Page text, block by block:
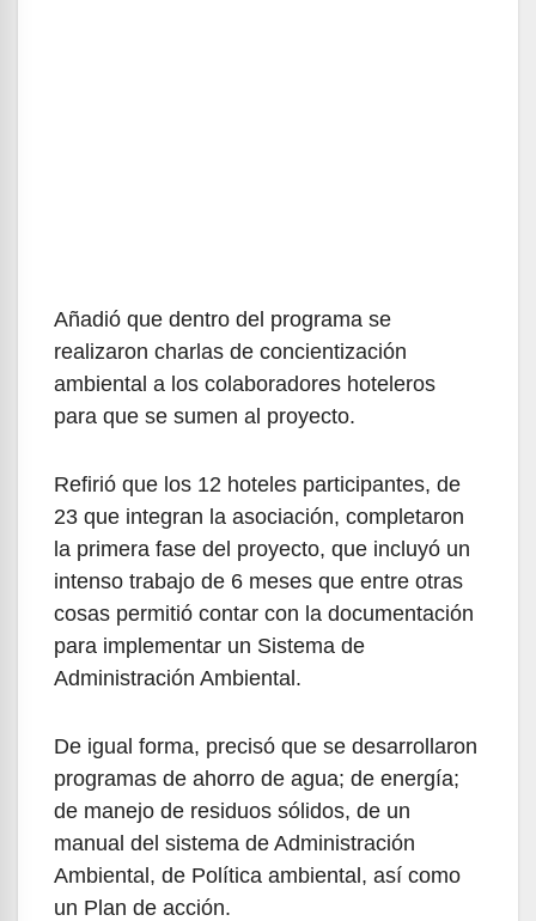
Añadió que dentro del programa se
realizaron charlas de concientización
ambiental a los colaboradores hoteleros
para que se sumen al proyecto.
Refirió que los 12 hoteles participantes, de
23 que integran la asociación, completaron
la primera fase del proyecto, que incluyó un
intenso trabajo de 6 meses que entre otras
cosas permitió contar con la documentación
para implementar un Sistema de
Administración Ambiental.
De igual forma, precisó que se desarrollaron
programas de ahorro de agua; de energía;
de manejo de residuos sólidos, de un
manual del sistema de Administración
Ambiental, de Política ambiental, así como
un Plan de acción.